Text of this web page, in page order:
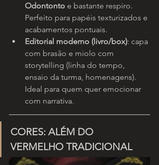
Odontonto e bastante respiro.
Perfeito para papéis texturizados e
acabamentos pontuais.
Editorial moderno (livro/box): capa
com brasão e miolo com
storytelling (linha do tempo,
ensaio da turma, homenagens).
Ideal para quem quer emocionar
com narrativa.
CORES: ALÉM DO
VERMELHO TRADICIONAL